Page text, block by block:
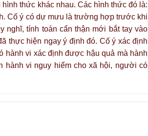
thức khác nhau. Các hình thức đó là:
Cố ý có dự mưu là trường hợp trước khi
nghĩ, tính toán cẩn thận mới bắt tay vào
thực hiện ngay ý định đó. Cố ý xác định
hành vi xác định được hậu quả mà hành
hành vi nguy hiểm cho xã hội, người có